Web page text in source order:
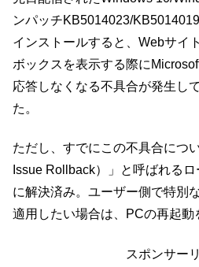
ンパッチKB5014023/
インストールすると、Webサイ
ボックスを表示する際に
応答しなくなる不具合が発生し
た。
ただし、すでにこの不具合につ
Issue Rollback）」と呼ばれる
に解決済み。ユーザー側で特別
適用したい場合は、PCの再起動
スポンサー